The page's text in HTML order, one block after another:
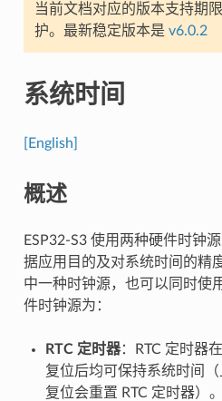
当前文档对应的版本支持期
护。最新稳定版本是 v6.0.2
系统时间
[English]
概述
ESP32-S3 使用两种硬件时钟
据应用目的及对系统时间的精
中一种时钟源，也可以同时使
件时钟源为：
RTC 定时器：RTC 定时器
复位后均可保持系统时间
复位会重置 RTC 定时器）